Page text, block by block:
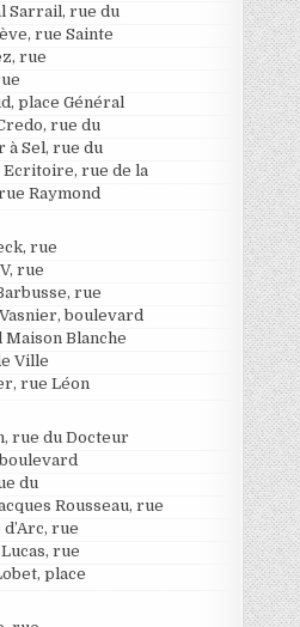
Sarrail, rue du
rue Sainte
rue
place Général
rue du
à Sel, rue du
Ecritoire, rue de la
Raymond
rue
rue
rue
boulevard
Blanche
Ville
rue Léon
rue du Docteur
du
Rousseau, rue
rue
rue
place